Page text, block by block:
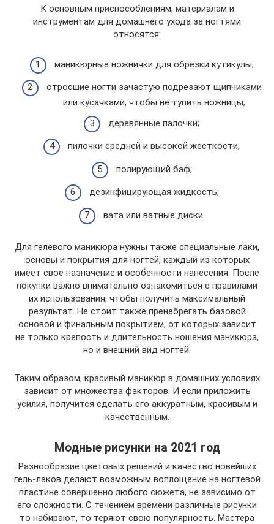
К основным приспособлениям, материалам и
инструментам для домашнего ухода за ногтями
относятся:
маникюрные ножнички для обрезки кутикулы;
отросшие ногти зачастую подрезают щипчиками
или кусачками, чтобы не тупить ножницы;
деревянные палочки;
пилочки средней и высокой жесткости;
полирующий баф;
дезинфицирующая жидкость;
вата или ватные диски.
Для гелевого маникюра нужны также специальные лаки,
основы и покрытия для ногтей, каждый из которых
имеет свое назначение и особенности нанесения. После
покупки важно внимательно ознакомиться с правилами
их использования, чтобы получить максимальный
результат. Не стоит также пренебрегать базовой
основой и финальным покрытием, от которых зависит
не только крепость и длительность ношения маникюра,
но и внешний вид ногтей.
Таким образом, красивый маникюр в домашних условиях
зависит от множества факторов. И если приложить
усилия, получится сделать его аккуратным, красивым и
качественным.
Модные рисунки на 2021 год
Разнообразие цветовых решений и качество новейших
гель-лаков делают возможным воплощение на ногтевой
пластине совершенно любого сюжета, не зависимо от
его сложности. С течением времени различные рисунки
то набирают, то теряют свою популярность. Мастера